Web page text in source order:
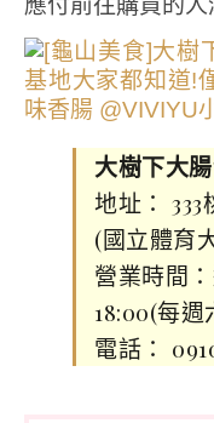
大樹下大
地址：
(國立體育
營業時間
18:00(每
電話：